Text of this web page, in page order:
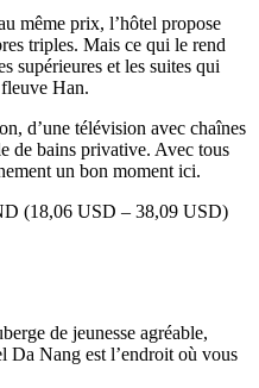
même prix, l’hôtel propose
triples. Mais ce qui le rend
supérieures et les suites qui
Han.
d’une télévision avec chaînes
de bains privative. Avec tous
un bon moment ici.
(18,06 USD – 38,09 USD)
de jeunesse agréable,
Da Nang est l’endroit où vous